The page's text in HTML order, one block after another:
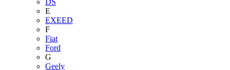
DS
E
EXEED
F
Fiat
Ford
G
Geely